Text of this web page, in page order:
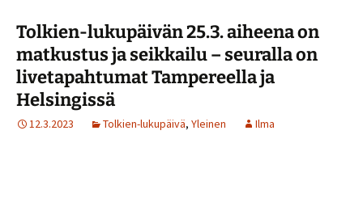
Tolkien-lukupäivän 25.3. aiheena on
matkustus ja seikkailu – seuralla on
livetapahtumat Tampereella ja
Helsingissä
12.3.2023 Tolkien-lukupäivä, Yleinen Ilma